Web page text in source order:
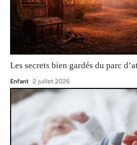
Les secrets bien gardés du parc
Enfant 2 juillet 2026